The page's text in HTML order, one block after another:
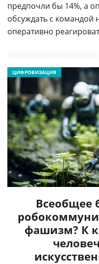
предпочли бы 14%, а
обсуждать с командой
оперативно
Всеобщее
фашизм? К
ЦИФРОВИЗАЦИЯ